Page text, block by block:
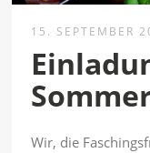
15. SEPTEMBER
Wir, die